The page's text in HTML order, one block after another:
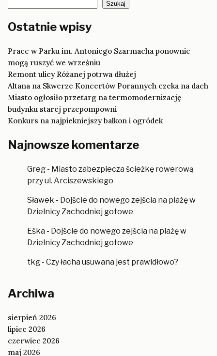
Szukaj
Ostatnie wpisy
Prace w Parku im. Antoniego Szarmacha ponownie
mogą ruszyć we wrześniu
Remont ulicy Różanej potrwa dłużej
Altana na Skwerze Koncertów Porannych czeka na dach
Miasto ogłosiło przetarg na termomodernizację
budynku starej przepompowni
Konkurs na najpiekniejszy balkon i ogródek
Najnowsze komentarze
Greg - Miasto zabezpiecza ścieżkę rowerową
przy ul. Arciszewskiego
Sławek - Dojście do nowego zejścia na plażę w
Dzielnicy Zachodniej gotowe
Eśka - Dojście do nowego zejścia na plażę w
Dzielnicy Zachodniej gotowe
tkg - Czy łacha usuwana jest prawidłowo?
Archiwa
sierpień 2026
lipiec 2026
czerwiec 2026
maj 2026